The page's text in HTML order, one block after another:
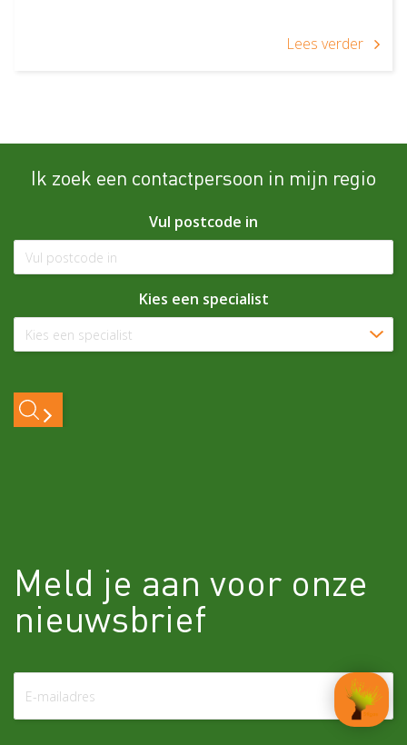
Lees verder
Ik zoek een contactpersoon in mijn regio
Vul postcode in
Kies een specialist
Meld je aan voor onze
nieuwsbrief